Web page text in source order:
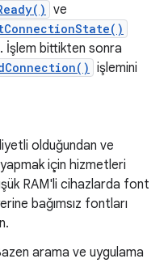
ve
İşlem bittikten sonra
işlemini
olduğundan ve
için hizmetleri
RAM'li cihazlarda font
bağımsız fontları
arama ve uygulama